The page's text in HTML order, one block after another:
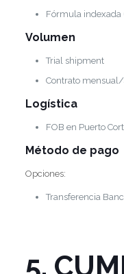
Fórmula
Volumen
Trial shipment
Contrato
Logística
FOB en Puerto
Método de pago
Opciones:
Transferencia
5.